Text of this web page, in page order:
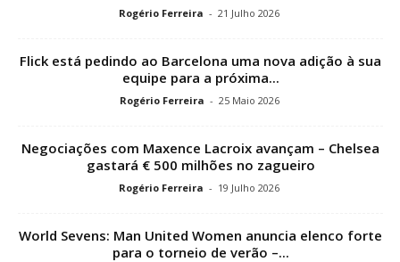
Rogério Ferreira - 21 Julho 2026
Flick está pedindo ao Barcelona uma nova adição à sua
equipe para a próxima...
Rogério Ferreira - 25 Maio 2026
Negociações com Maxence Lacroix avançam – Chelsea
gastará € 500 milhões no zagueiro
Rogério Ferreira - 19 Julho 2026
World Sevens: Man United Women anuncia elenco forte
para o torneio de verão –...